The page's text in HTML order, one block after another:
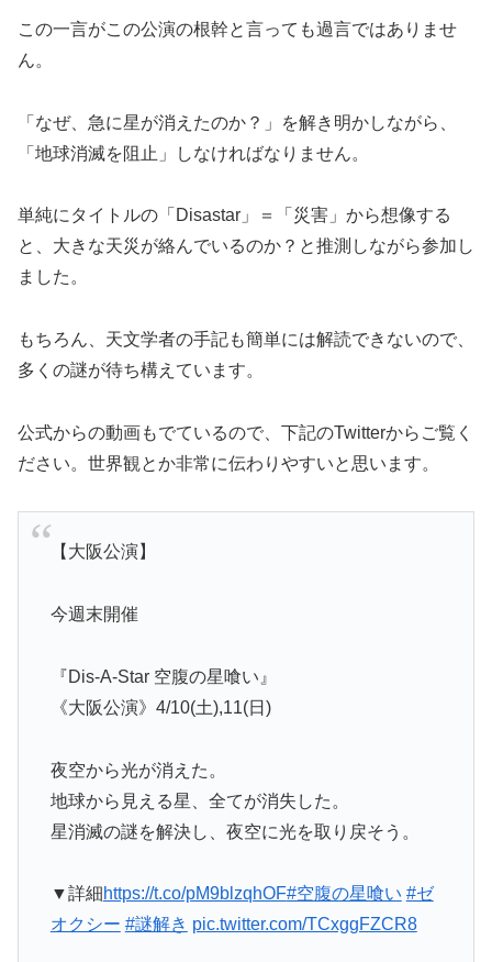
この一言がこの公演の根幹と言っても過言ではありませ
ん。
「なぜ、急に星が消えたのか？」を解き明かしながら、
「地球消滅を阻止」しなければなりません。
単純にタイトルの「Disastar」＝「災害」から想像する
と、大きな天災が絡んでいるのか？と推測しながら参加し
ました。
もちろん、天文学者の手記も簡単には解読できないので、
多くの謎が待ち構えています。
公式からの動画もでているので、下記のTwitterからご覧く
ださい。世界観とか非常に伝わりやすいと思います。
【大阪公演】
今週末開催
『Dis-A-Star 空腹の星喰い』
《大阪公演》4/10(土),11(日)
夜空から光が消えた。
地球から見える星、全てが消失した。
星消滅の謎を解決し、夜空に光を取り戻そう。
▼詳細 https://t.co/pM9blzqhOF#空腹の星喰い #ゼ
オクシー #謎解き pic.twitter.com/TCxggFZCR8